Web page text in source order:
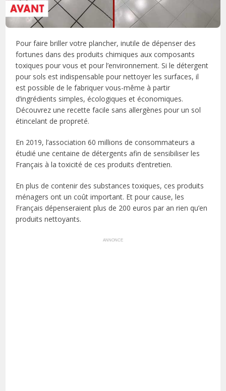
Pour faire briller votre plancher, inutile de dépenser des
fortunes dans des produits chimiques aux composants
toxiques pour vous et pour l’environnement. Si le détergent
pour sols est indispensable pour nettoyer les surfaces, il
est possible de le fabriquer vous-même à partir
d’ingrédients simples, écologiques et économiques.
Découvrez une recette facile sans allergènes pour un sol
étincelant de propreté.
En 2019, l’association 60 millions de consommateurs a
étudié une centaine de détergents afin de sensibiliser les
Français à la toxicité de ces produits d’entretien.
En plus de contenir des substances toxiques, ces produits
ménagers ont un coût important. Et pour cause, les
Français dépenseraient plus de 200 euros par an rien qu’en
produits nettoyants.
ANNONCE